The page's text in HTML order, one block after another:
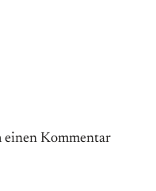
einen Kommentar